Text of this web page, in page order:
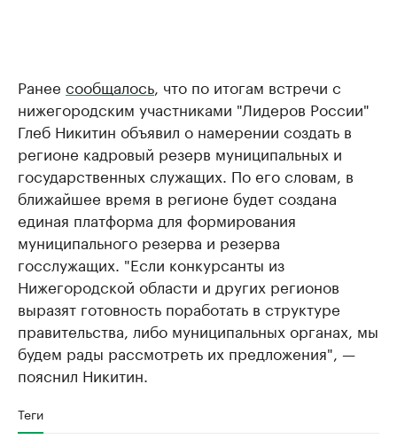
Ранее сообщалось, что по итогам встречи с
нижегородским участниками "Лидеров России"
Глеб Никитин объявил о намерении создать в
регионе кадровый резерв муниципальных и
государственных служащих. По его словам, в
ближайшее время в регионе будет создана
единая платформа для формирования
муниципального резерва и резерва
госслужащих. "Если конкурсанты из
Нижегородской области и других регионов
выразят готовность поработать в структуре
правительства, либо муниципальных органах, мы
будем рады рассмотреть их предложения", —
пояснил Никитин.
Теги